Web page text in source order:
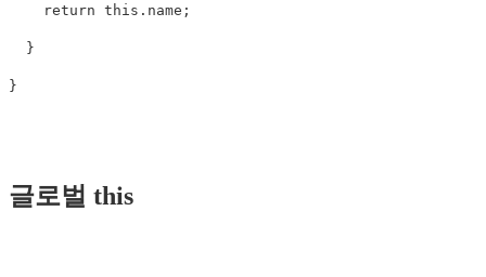
return this . name ;
}
}
글로벌 this